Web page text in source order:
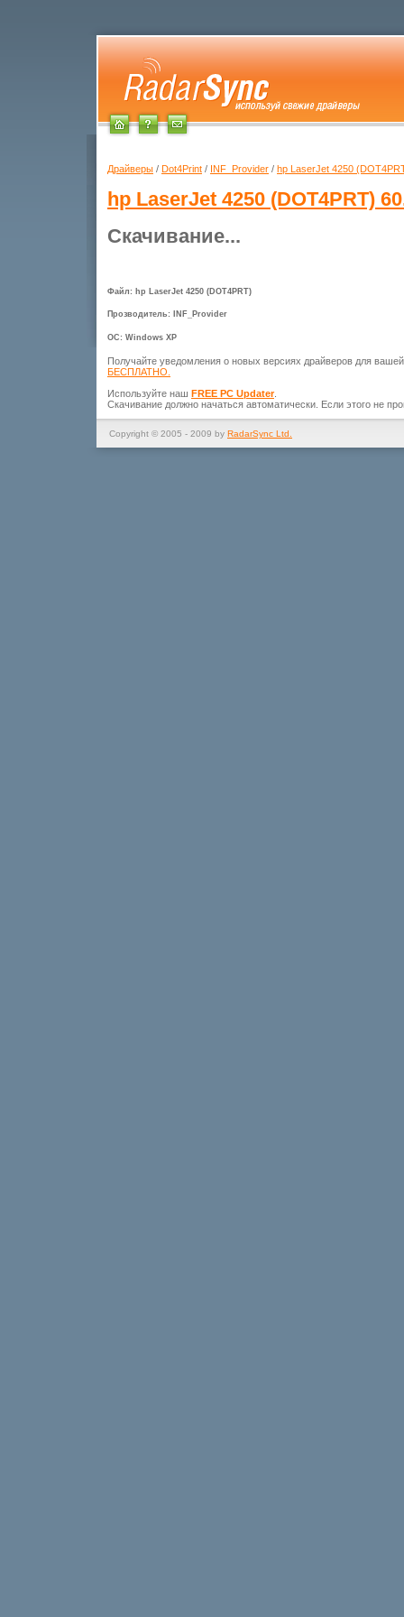
Драйверы / Dot4Print / INF_Provider / hp LaserJet 4250
hp LaserJet 4250 (DOT4PRT)
Скачивание...
Файл: hp LaserJet 4250 (DOT4PRT)
Прозводитель: INF_Provider
ОС: Windows XP
Получайте уведомления о новых версиях драйверов для
БЕСПЛАТНО.
Используйте наш FREE PC Updater.
Скачивание должно начаться автоматически. Если этого не
Copyright © 2005 - 2009 by RadarSync Ltd.